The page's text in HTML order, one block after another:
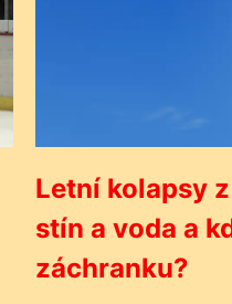
Letní kolapsy
stín a voda a
záchranku?